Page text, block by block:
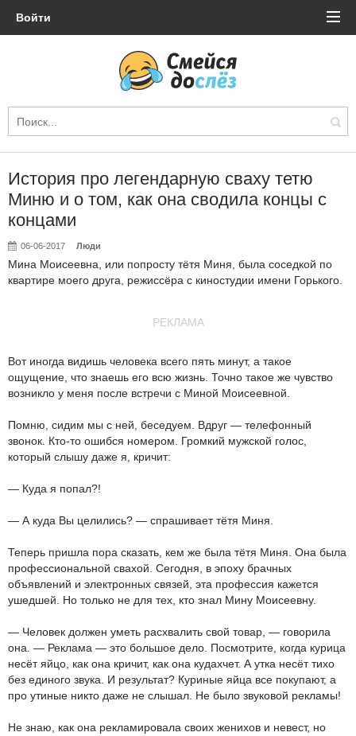
Войти
История про легендарную сваху тетю
Миню и о том, как она сводила концы с
концами
06-06-2017 Люди
Мина Моисеевна, или попросту тётя Миня, была соседкой по
квартире моего друга, режиссёра с киностудии имени Горького.
РЕКЛАМА
Вот иногда видишь человека всего пять минут, а такое
ощущение, что знаешь его всю жизнь. Точно такое же чувство
возникло у меня после встречи с Миной Моисеевной.
Помню, сидим мы с ней, беседуем. Вдруг — телефонный
звонок. Кто-то ошибся номером. Громкий мужской голос,
который слышу даже я, кричит:
— Куда я попал?!
— А куда Вы целились? — спрашивает тётя Миня.
Теперь пришла пора сказать, кем же была тётя Миня. Она была
профессиональной свахой. Сегодня, в эпоху брачных
объявлений и электронных связей, эта профессия кажется
ушедшей. Но только не для тех, кто знал Мину Моисеевну.
— Человек должен уметь расхвалить свой товар, — говорила
она. — Реклама — это большое дело. Посмотрите, когда курица
несёт яйцо, как она кричит, как она кудахчет. А утка несёт тихо
без единого звука. И результат? Куриные яйца все покупают, а
про утиные никто даже не слышал. Не было звуковой рекламы!
Не знаю, как она рекламировала своих женихов и невест, но